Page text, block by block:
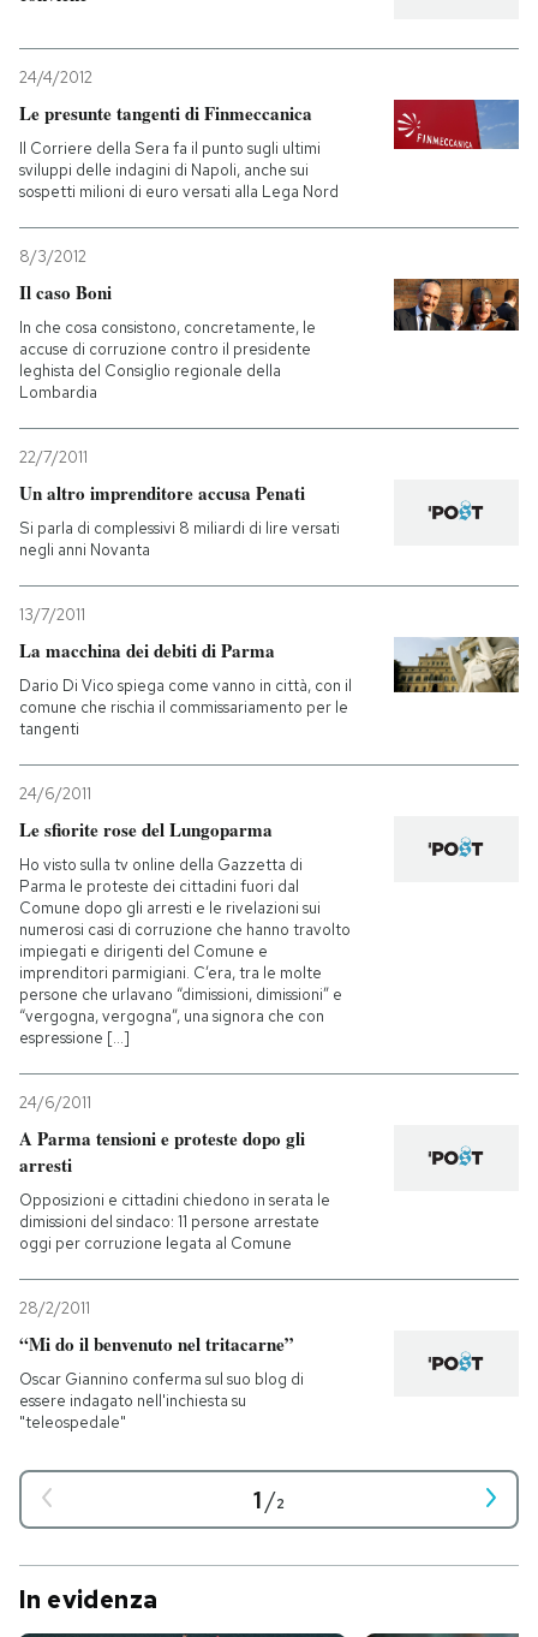
24/4/2012
Le presunte tangenti di Finmeccanica
Il Corriere della Sera fa il punto sugli ultimi
sviluppi delle indagini di Napoli, anche sui
sospetti milioni di euro versati alla Lega Nord
8/3/2012
Il caso Boni
In che cosa consistono, concretamente, le
accuse di corruzione contro il presidente
leghista del Consiglio regionale della
Lombardia
22/7/2011
Un altro imprenditore accusa Penati
Si parla di complessivi 8 miliardi di lire versati
negli anni Novanta
13/7/2011
La macchina dei debiti di Parma
Dario Di Vico spiega come vanno in città, con il
comune che rischia il commissariamento per le
tangenti
24/6/2011
Le sfiorite rose del Lungoparma
Ho visto sulla tv online della Gazzetta di
Parma le proteste dei cittadini fuori dal
Comune dopo gli arresti e le rivelazioni sui
numerosi casi di corruzione che hanno travolto
impiegati e dirigenti del Comune e
imprenditori parmigiani. C’era, tra le molte
persone che urlavano “dimissioni, dimissioni” e
“vergogna, vergogna”, una signora che con
espressione [...]
24/6/2011
A Parma tensioni e proteste dopo gli
arresti
Opposizioni e cittadini chiedono in serata le
dimissioni del sindaco: 11 persone arrestate
oggi per corruzione legata al Comune
28/2/2011
“Mi do il benvenuto nel tritacarne”
Oscar Giannino conferma sul suo blog di
essere indagato nell'inchiesta su
"teleospedale"
1/2
In evidenza